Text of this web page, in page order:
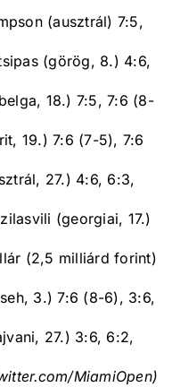
(ausztrál) 7:5,
(görög, 8.) 4:6,
18.) 7:5, 7:6 (8-
19.) 7:6 (7-5), 7:6
27.) 4:6, 6:3,
(georgiai, 17.)
(2,5 milliárd forint)
3.) 7:6 (8-6), 3:6,
27.) 3:6, 6:2,
MiamiOpen)